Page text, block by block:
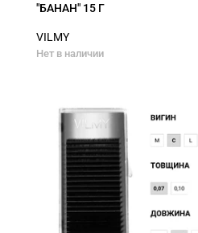
"БАНАН" 15 Г
VILMY
Нет в наличии